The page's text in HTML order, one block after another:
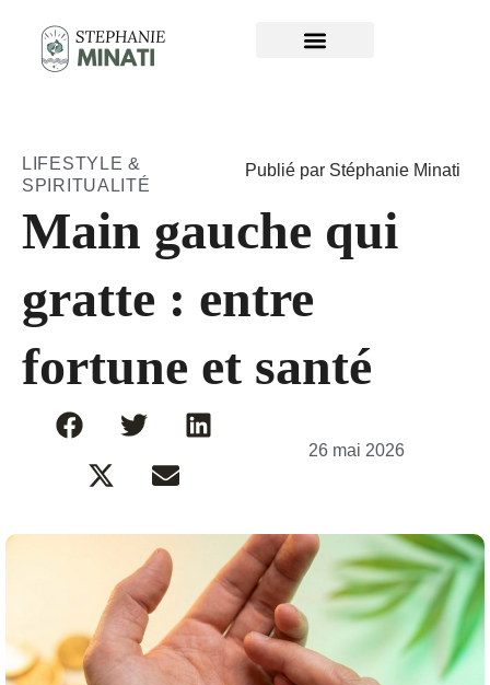
LIFESTYLE &
SPIRITUALITÉ
Publié par Stéphanie Minati
Main gauche qui
gratte : entre
fortune et santé
26 mai 2026